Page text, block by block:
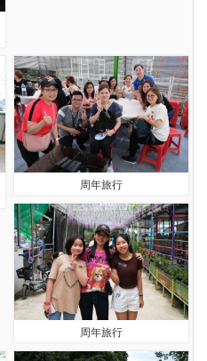
周年旅行
周年旅行